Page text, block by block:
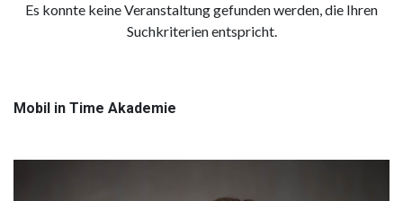
Es konnte keine Veranstaltung gefunden werden, die Ihren
Suchkriterien entspricht.
Mobil in Time Akademie